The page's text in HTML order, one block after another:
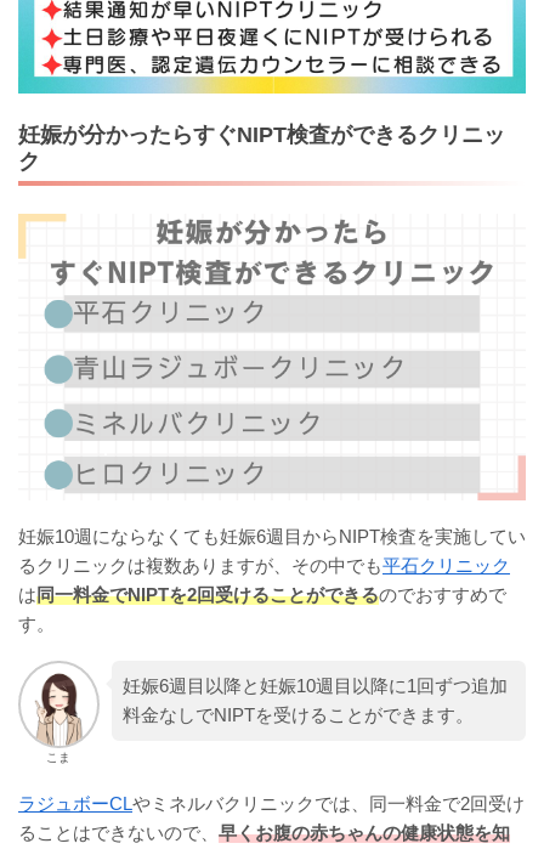
妊娠が分かったらすぐNIPT検査ができるクリニッ
ク
妊娠10週にならなくても妊娠6週目からNIPT検査を実施してい
るクリニックは複数ありますが、その中でも平石クリニック
は同一料金でNIPTを2回受けることができるのでおすすめで
す。
こま
妊娠6週目以降と妊娠10週目以降に1回ずつ追加
料金なしでNIPTを受けることができます。
ラジュボーCLやミネルバクリニックでは、同一料金で2回受け
ることはできないので、 早くお腹の赤ちゃんの健康状態を知